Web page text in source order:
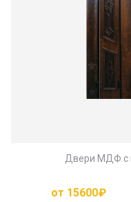
Двери МДФ с
от 15600₽